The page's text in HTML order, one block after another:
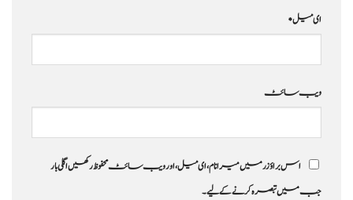
ای میل*
ویب‌ سائٹ
اس براؤزر میں میرا نام، ای میل، اور ویب سائٹ محفوظ رکھیں اگلی بار
جب میں تبصرہ کرنے کےلیے۔